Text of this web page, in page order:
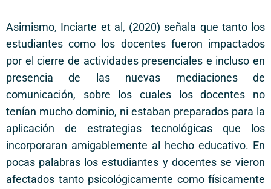
Asimismo, Inciarte et al, (2020) señala que tanto los
estudiantes como los docentes fueron impactados
por el cierre de actividades presenciales e incluso en
presencia de las nuevas mediaciones de
comunicación, sobre los cuales los docentes no
tenían mucho dominio, ni estaban preparados para la
aplicación de estrategias tecnológicas que los
incorporaran amigablemente al hecho educativo. En
pocas palabras los estudiantes y docentes se vieron
afectados tanto psicológicamente como físicamente